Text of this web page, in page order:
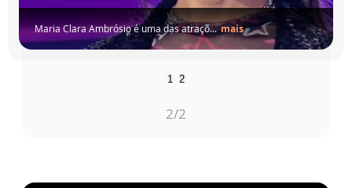
Padre Antônio Maria é uma das atraçõe... mais
1 2
1/2